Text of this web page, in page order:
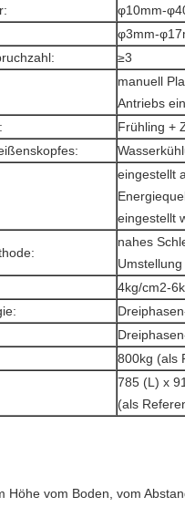
φ10mm-
φ3mm-
≥3
manuell
Antriebs
Frühling +
eingestellt
eingestellt
nahes
Umstellung
4kg/cm2-
800kg (als
785 (L) x
(als
Höhe vom Boden, vom